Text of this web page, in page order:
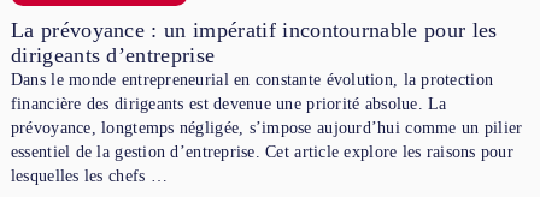
La prévoyance : un impératif incontournable pour les
dirigeants d’entreprise
Dans le monde entrepreneurial en constante évolution, la protection
financière des dirigeants est devenue une priorité absolue. La
prévoyance, longtemps négligée, s’impose aujourd’hui comme un pilier
essentiel de la gestion d’entreprise. Cet article explore les raisons pour
lesquelles les chefs …